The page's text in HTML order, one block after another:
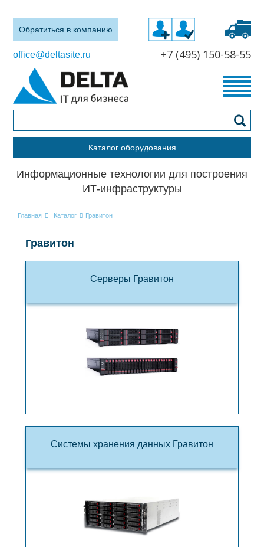
Обратиться в компанию
office@deltasite.ru +7 (495) 150-58-55
Каталог оборудования
Информационные технологии для построения
ИТ-инфраструктуры
Главная Каталог Гравитон
Гравитон
Серверы Гравитон
Системы хранения данных Гравитон